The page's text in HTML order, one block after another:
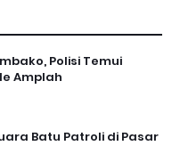
Polisi Temui
Amplah
Batu Patroli di Pasar